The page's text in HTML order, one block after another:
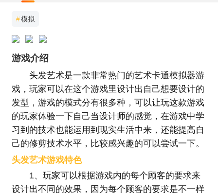
#模拟
游戏介绍
头发艺术是一款非常热门的艺术卡通模拟器游
戏，玩家可以在这个游戏里设计出自己想要设计的
发型，游戏的模式分有很多种，可以让玩这款游戏
的玩家体验一下自己当设计师的感觉，在游戏中学
习到的技术也能运用到现实生活中来，还能提高自
己的修剪技术水平，比较感兴趣的可以尝试一下。
头发艺术游戏特色
1、玩家可以根据游戏内的每个顾客的要求来
设计出不同的效果，因为每个顾客的要求是不一样